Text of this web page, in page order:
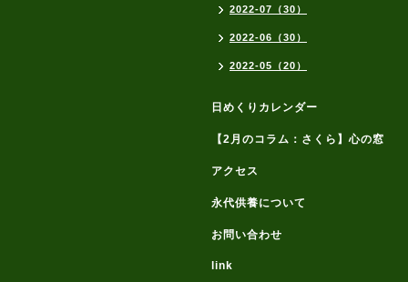
2022-07（30）
2022-06（30）
2022-05（20）
日めくりカレンダー
【2月のコラム：さくら】心の窓
アクセス
永代供養について
お問い合わせ
link